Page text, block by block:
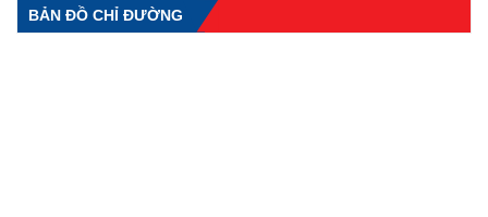
BẢN ĐỒ CHỈ ĐƯỜNG